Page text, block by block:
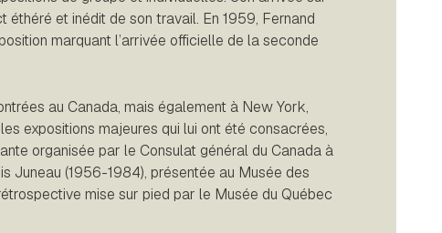
et inédit de son travail. En 1959, Fernand
marquant l’arrivée officielle de la seconde
au Canada, mais également à New York,
expositions majeures qui lui ont été consacrées,
organisée par le Consulat général du Canada à
Juneau (1956-1984), présentée au Musée des
mise sur pied par le Musée du Québec